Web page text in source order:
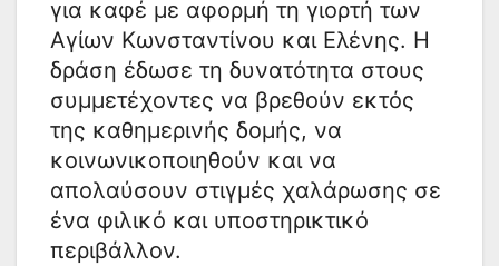
για καφέ με αφορμή τη γιορτή των
Αγίων Κωνσταντίνου και Ελένης. Η
δράση έδωσε τη δυνατότητα στους
συμμετέχοντες να βρεθούν εκτός
της καθημερινής δομής, να
κοινωνικοποιηθούν και να
απολαύσουν στιγμές χαλάρωσης σε
ένα φιλικό και υποστηρικτικό
περιβάλλον.